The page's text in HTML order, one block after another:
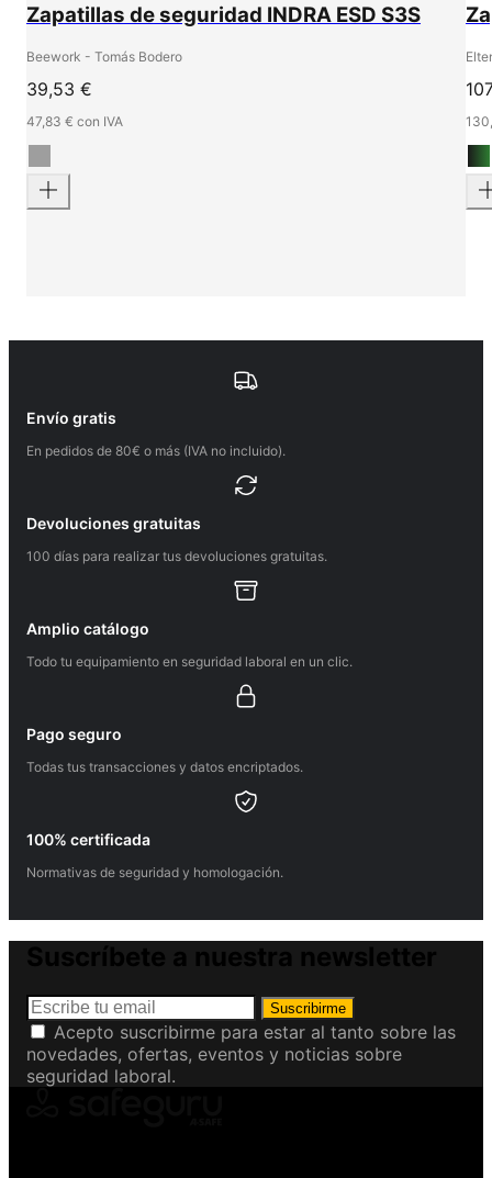
Zapatillas de seguridad INDRA ESD S3S
Beework - Tomás Bodero
39,53 €
47,83 € con IVA
Envío gratis
En pedidos de 80€ o más (IVA no incluido).
Devoluciones gratuitas
100 días para realizar tus devoluciones gratuitas.
Amplio catálogo
Todo tu equipamiento en seguridad laboral en un clic.
Pago seguro
Todas tus transacciones y datos encriptados.
100% certificada
Normativas de seguridad y homologación.
Suscribirme
Acepto suscribirme para estar al tanto sobre las
novedades, ofertas, eventos y noticias sobre
seguridad laboral.